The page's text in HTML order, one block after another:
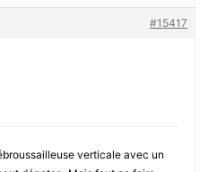
#15417
verticale avec un